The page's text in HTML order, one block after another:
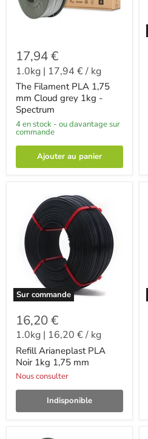
17,94 €
1.0kg | 17,94 €/ kg
The Filament PLA 1,75
mm Cloud grey 1kg -
Spectrum
4 en stock - ou davantage sur
commande
Ajouter au panier
Sur commande
16,20 €
1.0kg | 16,20 €/ kg
Refill Arianeplast PLA
Noir 1kg 1,75 mm
Nous consulter
Indisponible